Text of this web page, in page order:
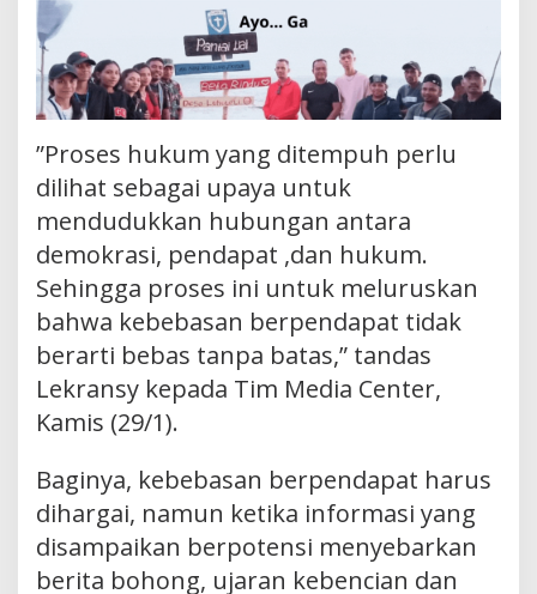
”Proses hukum yang ditempuh perlu
dilihat sebagai upaya untuk
mendudukkan hubungan antara
demokrasi, pendapat ,dan hukum.
Sehingga proses ini untuk meluruskan
bahwa kebebasan berpendapat tidak
berarti bebas tanpa batas,” tandas
Lekransy kepada Tim Media Center,
Kamis (29/1).
Baginya, kebebasan berpendapat harus
dihargai, namun ketika informasi yang
disampaikan berpotensi menyebarkan
berita bohong, ujaran kebencian dan